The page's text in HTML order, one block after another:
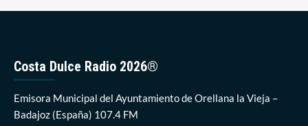
estreno
de
una
de
Costa Dulce Radio 2026®
Emisora Municipal del Ayuntamiento de Orellana la Vieja –
Badajoz (España) 107.4 FM